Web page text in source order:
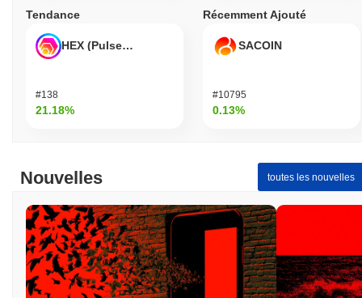
Tendance
HEX (Pulsechain)
#138
21.18%
Récemment Ajouté
SACOIN
#10795
0.13%
Nouvelles toutes les nouvelles